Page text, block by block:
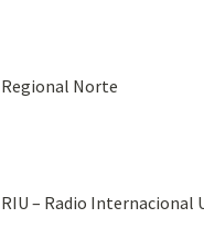
Regional Norte
RIU – Radio Internacional